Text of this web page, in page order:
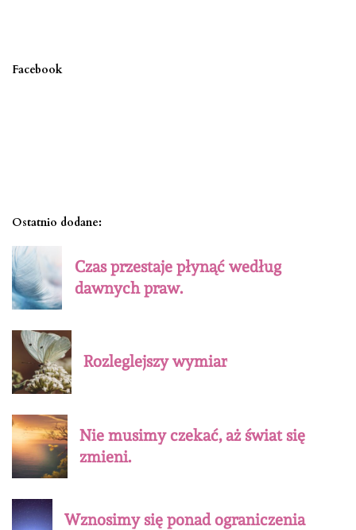
Facebook
Ostatnio dodane:
Czas przestaje płynąć według
dawnych praw.
Rozleglejszy wymiar
Nie musimy czekać, aż świat się
zmieni.
Wznosimy się ponad ograniczenia